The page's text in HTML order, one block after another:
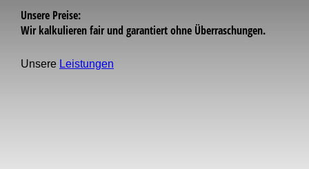
Unsere Preise:
Wir kalkulieren fair und garantiert ohne Überraschungen.
Unsere Leistungen